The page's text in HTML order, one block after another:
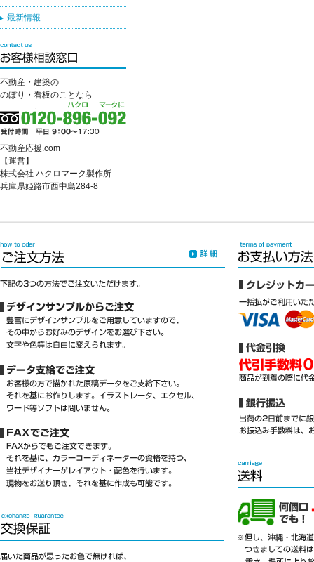
最新情報
不動産・建築の
のぼり・看板のことなら
不動産応援.com
【運営】
株式会社 ハクロマーク製作所
兵庫県姫路市西中島284-8